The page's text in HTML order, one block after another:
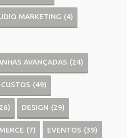
MARKETING (4)
AVANÇADAS (24)
CUSTOS (49)
DESIGN (29)
(7) EVENTOS (39)